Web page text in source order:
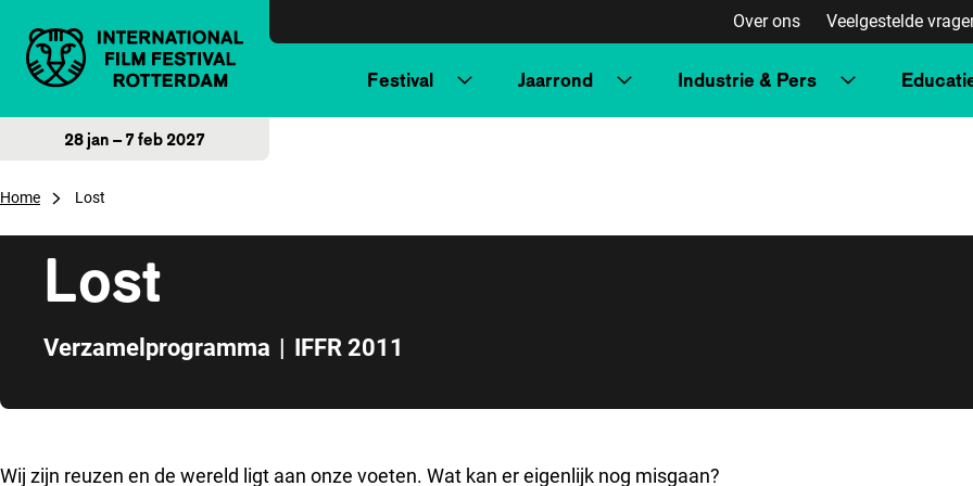
Over ons Veelgestelde
Festival Jaarrond Industrie & Pers
28 jan – 7 feb 2027
Home Lost
Lost
Verzamelprogramma | IFFR 2011
Wij zijn reuzen en de wereld ligt aan onze voeten. Wat kan er eigenlijk nog misgaan?